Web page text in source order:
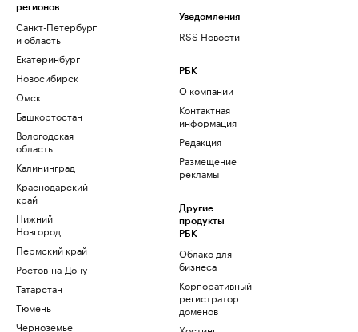
регионов
Санкт-Петербург
и область
Екатеринбург
Новосибирск
Омск
Башкортостан
Вологодская
область
Калининград
Краснодарский
край
Нижний
Новгород
Пермский край
Ростов-на-Дону
Татарстан
Тюмень
Черноземье
Уведомления
RSS Новости
РБК
О компании
Контактная
информация
Редакция
Размещение
рекламы
Другие
продукты
РБК
Облако для
бизнеса
Корпоративный
регистратор
доменов